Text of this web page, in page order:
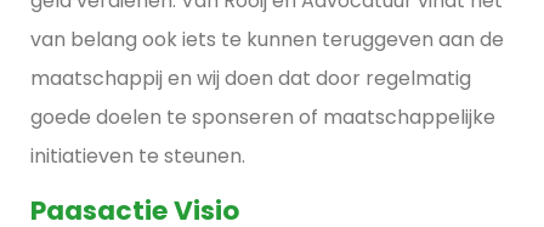
van belang ook iets te kunnen teruggeven aan de
maatschappij en wij doen dat door regelmatig
goede doelen te sponseren of maatschappelijke
initiatieven te steunen.
Paasactie Visio